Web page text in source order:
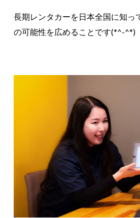
長期レンタカーを日本全国に知っ
の可能性を広めることです(*^-^*)